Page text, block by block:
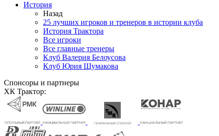
История
Назад
25 лучших игроков и тренеров в истории клуба
История Трактора
Все игроки
Все главные тренеры
Клуб Валерия Белоусова
Клуб Юрия Шумакова
Спонсоры и партнеры
ХК Трактор: